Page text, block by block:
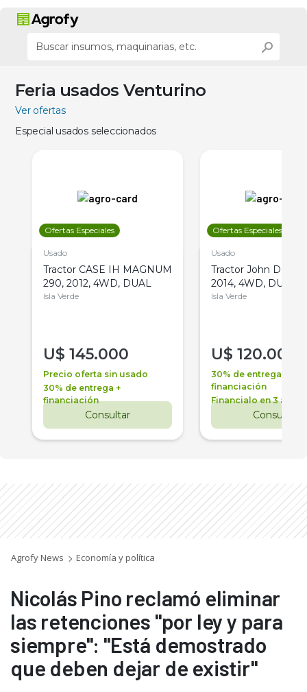
Feria usados Venturino
Ver ofertas
Especial usados seleccionados
Ofertas Especiales
Usado
Tractor CASE IH MAGNUM
290, 2012, 4WD, DUAL
Isla Verde
U$ 145.000
Precio oferta sin usado
30% de entrega +
financiación
Consultar
Ofertas Especiales
Usado
Tractor John Deere
2014, 4WD, DUAL
Isla Verde
U$ 120.000
30% de entrega +
financiación
Financialo en 3 años
Consultar
Agrofy News Economía y política
Nicolás Pino reclamó eliminar
las retenciones "por ley y para
siempre": "Está demostrado
que deben dejar de existir"